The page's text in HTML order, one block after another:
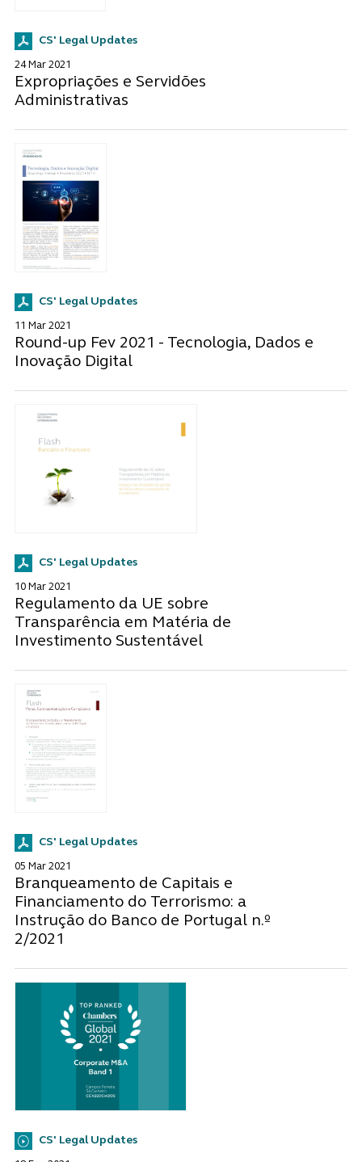
CS' Legal Updates
24 Mar 2021
Expropriações e Servidões
Administrativas
CS' Legal Updates
11 Mar 2021
Round-up Fev 2021 - Tecnologia, Dados e
Inovação Digital
CS' Legal Updates
10 Mar 2021
Regulamento da UE sobre
Transparência em Matéria de
Investimento Sustentável
CS' Legal Updates
05 Mar 2021
Branqueamento de Capitais e
Financiamento do Terrorismo: a
Instrução do Banco de Portugal n.º
2/2021
CS' Legal Updates